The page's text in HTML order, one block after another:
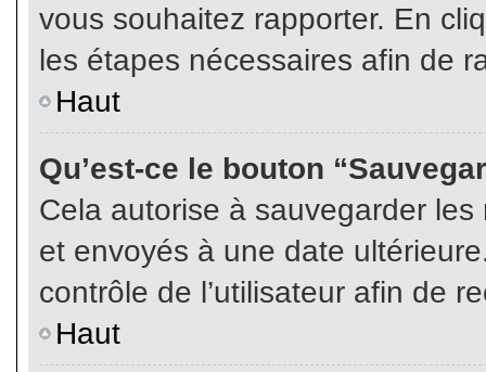
vous souhaitez rapporter. En
les étapes nécessaires afin de
Haut
Qu’est-ce le bouton
Cela autorise à sauvegarder
et envoyés à une date
contrôle de l’utilisateur afin de
Haut